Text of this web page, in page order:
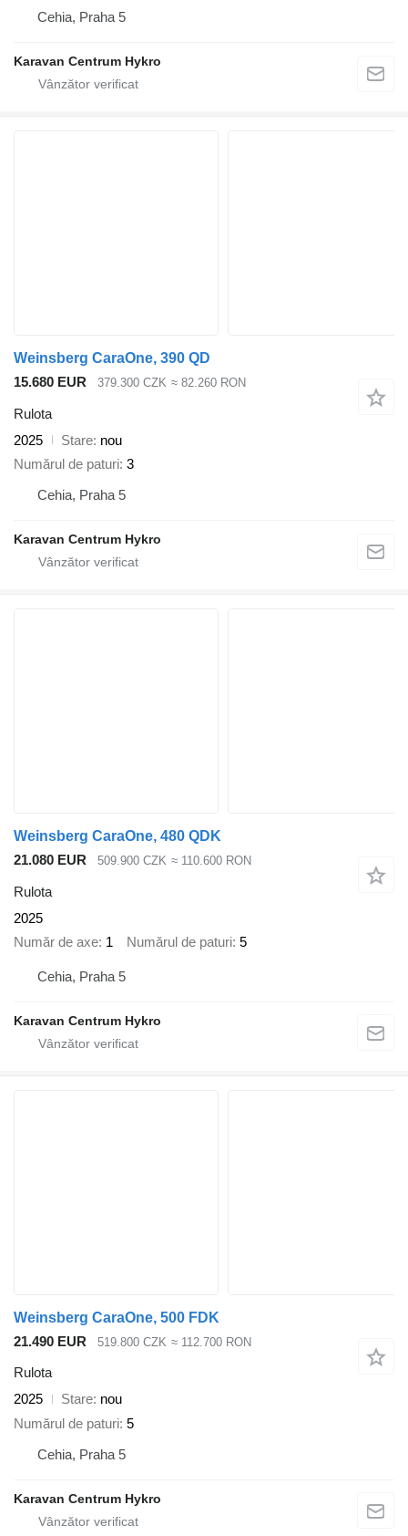
Cehia, Praha 5
Karavan Centrum Hykro
Weinsberg CaraOne, 390 QD
15.680 EUR
379.300 CZK ≈ 82.260 RON
Rulota
2025
Stare nou
Numărul de paturi 3
Cehia, Praha 5
Karavan Centrum Hykro
Weinsberg CaraOne, 480 QDK
21.080 EUR
509.900 CZK ≈ 110.600 RON
Rulota
2025
Număr de axe 1 Numărul de paturi 5
Cehia, Praha 5
Karavan Centrum Hykro
Weinsberg CaraOne, 500 FDK
21.490 EUR
519.800 CZK ≈ 112.700 RON
Rulota
2025
Stare nou
Numărul de paturi 5
Cehia, Praha 5
Karavan Centrum Hykro